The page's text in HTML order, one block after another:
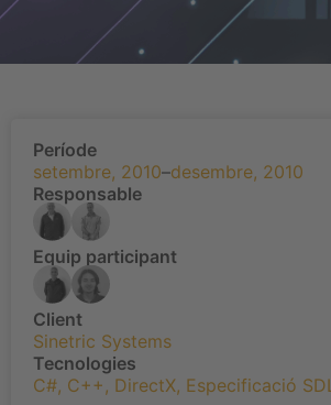
Període
setembre, 2010–desembre, 2010
Responsable
Equip participant
Client
Sinetric Systems
Tecnologies
C#, C++ , DirectX, Especificació SDL